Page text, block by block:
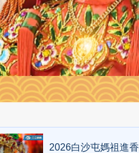
2026白沙屯媽祖進香